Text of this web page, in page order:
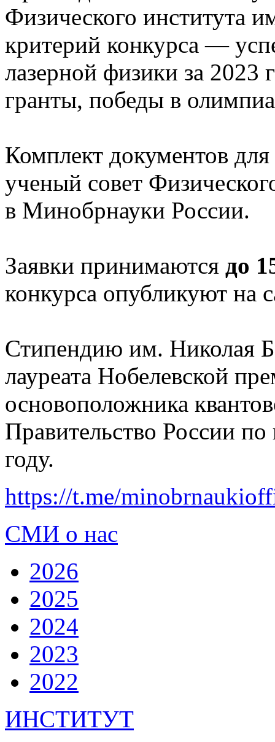
Физического института
критерий конкурса —
лазерной физики за 2023
гранты, победы в
Комплект документов для
ученый совет
в Минобрнауки России.
Заявки принимаются до
конкурса опубликуют на
Стипендию им. Николая
лауреата Нобелевской
основоположника
Правительство России
году.
https://t.me/
СМИ о нас
2026
2025
2024
2023
2022
ИНСТИТУТ